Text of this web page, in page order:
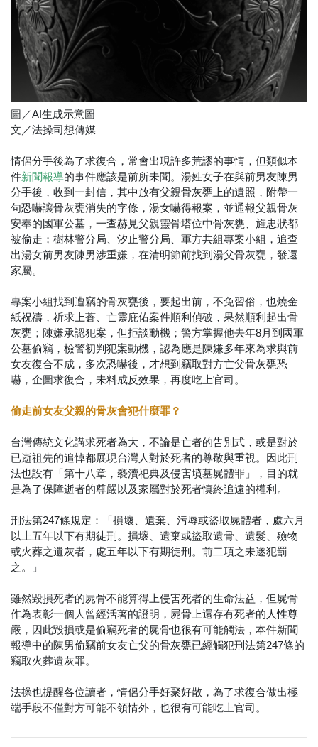
圖／AI生成示意圖
文／法操司想傳媒
情侶分手後為了求復合，常會出現許多荒謬的事情，但類似本
件新聞報導的事件應該是前所未聞。湯姓女子在與前男友陳男
分手後，收到一封信，其中放有父親骨灰甕上的遺照，附帶一
句恐嚇讓骨灰甕消失的字條，湯女嚇得報案，並通報父親骨灰
安奉的國軍公墓，一查赫見父親靈骨塔位中骨灰甕、旌忠狀都
被偷走；樹林警分局、汐止警分局、軍方共組專案小組，追查
出湯女前男友陳男涉重嫌，在清明節前找到湯父骨灰甕，發還
家屬。
專案小組找到遭竊的骨灰甕後，要起出前，不免習俗，也燒金
紙祝禱，祈求上蒼、亡靈庇佑案件順利偵破，果然順利起出骨
灰甕；陳嫌承認犯案，但拒談動機；警方掌握他去年8月到國軍
公墓偷竊，檢警初判犯案動機，認為應是陳嫌多年來為求與前
女友復合不成，多次恐嚇後，才想到竊取對方亡父骨灰甕恐
嚇，企圖求復合，未料成反效果，再度吃上官司。
偷走前女友父親的骨灰會犯什麼罪？
台灣傳統文化講求死者為大，不論是亡者的告別式，或是對於
已逝祖先的追悼都展現台灣人對於死者的尊敬與重視。因此刑
法也設有「第十八章，褻瀆祀典及侵害墳墓屍體罪」，目的就
是為了保障逝者的尊嚴以及家屬對於死者慎終追遠的權利。
刑法第247條規定：「損壞、遺棄、污辱或盜取屍體者，處六月
以上五年以下有期徒刑。損壞、遺棄或盜取遺骨、遺髮、殮物
或火葬之遺灰者，處五年以下有期徒刑。前二項之未遂犯罰
之。」
雖然毀損死者的屍骨不能算得上侵害死者的生命法益，但屍骨
作為表彰一個人曾經活著的證明，屍骨上還存有死者的人性尊
嚴，因此毀損或是偷竊死者的屍骨也很有可能觸法，本件新聞
報導中的陳男偷竊前女友亡父的骨灰甕已經觸犯刑法第247條的
竊取火葬遺灰罪。
法操也提醒各位讀者，情侶分手好聚好散，為了求復合做出極
端手段不僅對方可能不領情外，也很有可能吃上官司。